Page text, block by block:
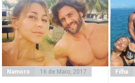
Namoro 16 de Maio, 2017 Filha